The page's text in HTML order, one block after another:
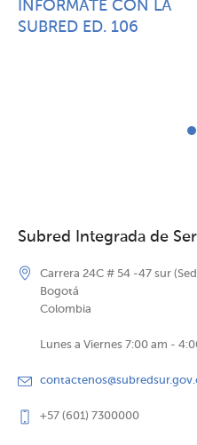
INFÓRMATE CON LA
SUBRED ED. 106
Subred Integrada de
Carrera 24C # 54 -47 sur
Bogotá
Colombia
Lunes a Viernes 7:00 am -
+57 (601) 7300000